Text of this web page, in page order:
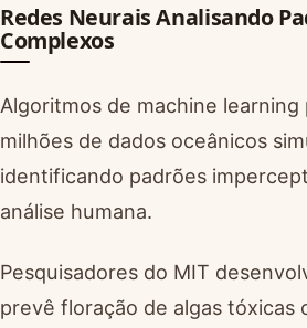
Redes Neurais Analisando
Complexos
Algoritmos de machine learning
milhões de dados oceânicos
identificando padrões
análise humana.
Pesquisadores do MIT
prevê floração de algas tóxicas